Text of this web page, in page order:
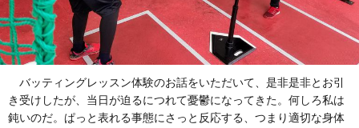
バッティングレッスン体験のお話をいただいて、是非是非とお引
き受けしたが、当日が迫るにつれて憂鬱になってきた。何しろ私は
鈍いのだ。ぱっと表れる事態にさっと反応する、つまり適切な身体